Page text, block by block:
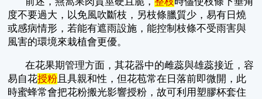
度不要過大，以免風吹斷枝，另枝條臘質少，易有日燒
或感病情形，若能有遮雨設施，能控制枝條不受雨害與
風害的環境來栽植會更優。
在花果期管理方面，其花器中的雌蕊與雄蕊接近，容
易自花授粉 且具親和性，但花苞常在日落前即微開，此
時蜜蜂常會把花粉搬光影響授粉，故可利用塑膠杯套住